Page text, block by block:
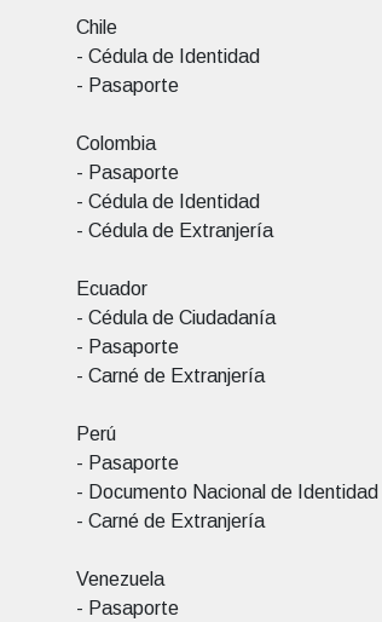
Chile
- Cédula de Identidad
- Pasaporte
Colombia
- Pasaporte
- Cédula de Identidad
- Cédula de Extranjería
Ecuador
- Cédula de Ciudadanía
- Pasaporte
- Carné de Extranjería
Perú
- Pasaporte
- Documento Nacional de Identidad
- Carné de Extranjería
Venezuela
- Pasaporte